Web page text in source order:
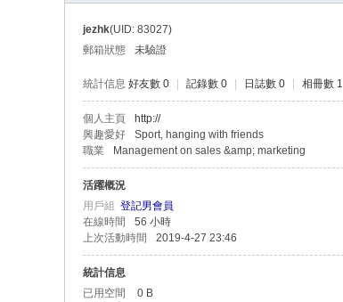
jezhk(UID: 83027)
郵箱狀態
未驗證
統計信息 好友數 0 記錄數 0 日誌數 0 相冊數 1
個人主頁 http://
興趣愛好
Sport, hanging with friends
職業
Management on sales &amp; marketing
活躍概況
用戶組 登記男會員
在線時間
56 小時
上次活動時間
2019-4-27 23:46
統計信息
已用空間
0 B